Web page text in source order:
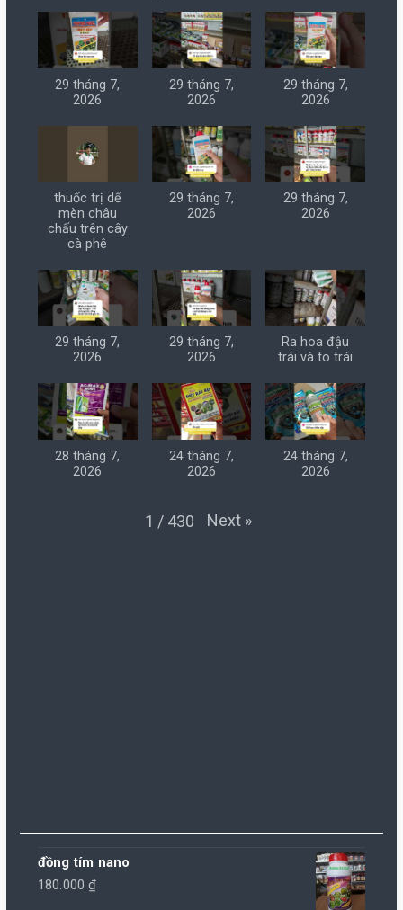
29 tháng 7,
2026
29 tháng 7,
2026
29 tháng 7,
2026
thuốc trị dế
mèn châu
chấu trên cây
cà phê
29 tháng 7,
2026
29 tháng 7,
2026
29 tháng 7,
2026
29 tháng 7,
2026
Ra hoa đậu
trái và to trái
28 tháng 7,
2026
24 tháng 7,
2026
24 tháng 7,
2026
1 / 430 Next »
đồng tím nano
180.000₫